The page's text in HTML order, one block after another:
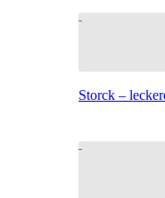
Storck –